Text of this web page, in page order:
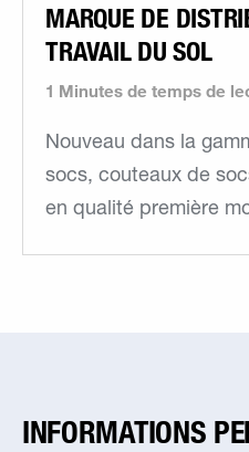
1 Minutes de temps de
MARQUE DE
TRAVAIL DU SOL
Nouveau dans la
socs, couteaux de
en qualité première
INFORMATIONS